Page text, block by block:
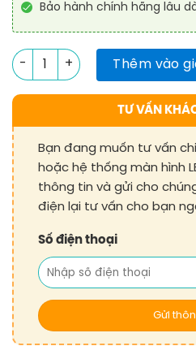
Bảo hành chính hãng lâu
Module LED Lampro LC2.5PO
Thêm vào
TƯ VẤN
Bạn đang muốn tư vấn
hoặc hệ thống màn hình
thông tin và gửi cho
điện lại tư vấn cho bạn
Số điện thoại